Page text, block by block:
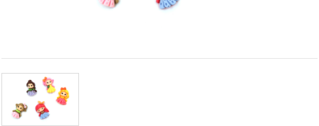
afișa
conținut și
reclame
mai
relevante,